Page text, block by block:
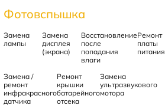
Фотовспышка
Замена
лампы
Замена
дисплея
(экрана)
Восстановление
после
попадания
влаги
Ремонт
платы
питания
Замена /
ремонт
инфракрасного
датчика
Ремонт
крышки
батарейного
отсека
Замена
ультразвукового
мотора